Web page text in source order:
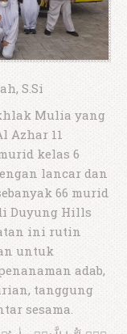
S.Si
Mulia yang
Azhar 11
kelas 6
lancar dan
66 murid
Duyung Hills
ini rutin
untuk
adab,
tanggung
sesama.